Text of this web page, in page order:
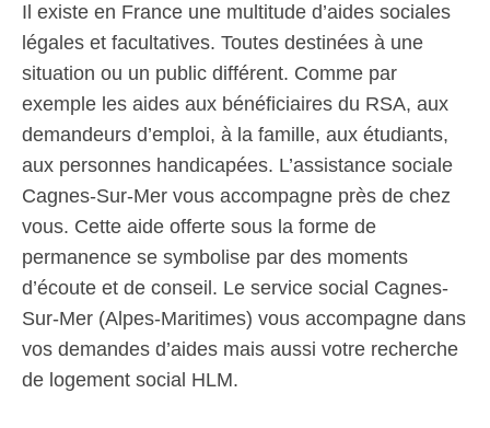
Il existe en France une multitude d’aides sociales
légales et facultatives. Toutes destinées à une
situation ou un public différent. Comme par
exemple les aides aux bénéficiaires du RSA, aux
demandeurs d’emploi, à la famille, aux étudiants,
aux personnes handicapées. L’assistance sociale
Cagnes-Sur-Mer vous accompagne près de chez
vous. Cette aide offerte sous la forme de
permanence se symbolise par des moments
d’écoute et de conseil. Le service social Cagnes-
Sur-Mer (Alpes-Maritimes) vous accompagne dans
vos demandes d’aides mais aussi votre recherche
de logement social HLM.